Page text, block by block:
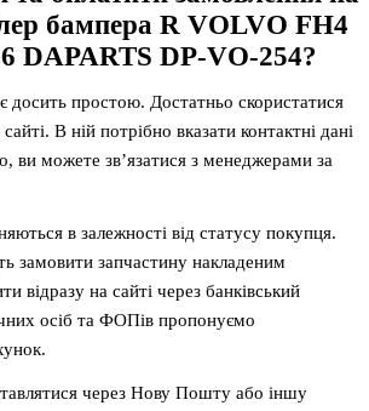
бампера R VOLVO FH4
DAPARTS DP-VO-254?
досить простою. Достатньо скористатися
В ній потрібно вказати контактні дані
ви можете зв’язатися з менеджерами за
в залежності від статусу покупця.
замовити запчастину накладеним
відразу на сайті через банківський
осіб та ФОПів пропонуємо
через Нову Пошту або іншу